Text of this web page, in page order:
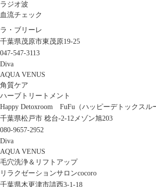
ラジオ波
血流チェック
ラ・ブリーレ
千葉県茂原市東茂原19-25
047-547-3113
Diva
AQUA VENUS
角質ケア
ハーブトリートメント
Happy Detoxroom FuFu（ハッピーデトックスル
千葉県松戸市 稔台-2-12メゾン旭203
080-9657-2952
Diva
AQUA VENUS
毛穴洗浄＆リフトアップ
リラクゼーションサロンcocoro
千葉県木更津市請西3-1-18